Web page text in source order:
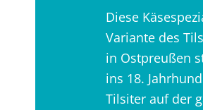
Diese
Variante des
in Ostpreußen
ins 18.
Tilsiter auf der